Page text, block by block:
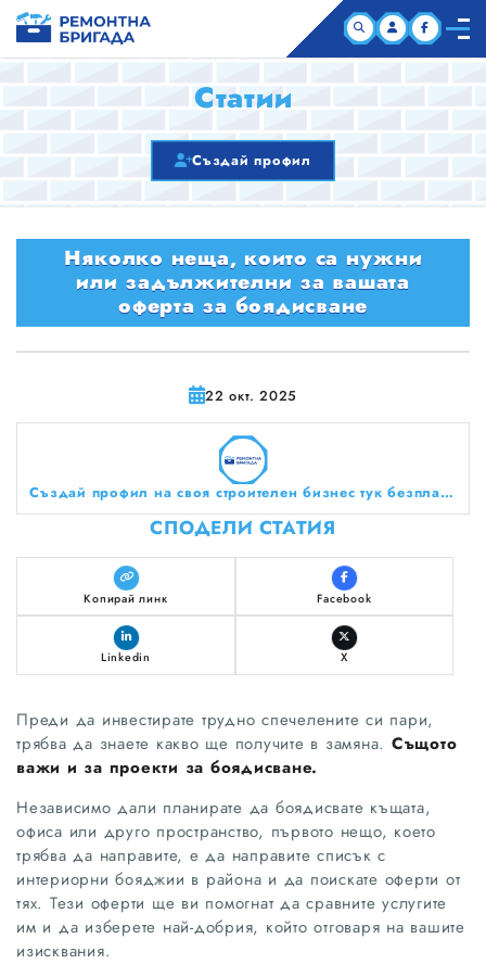
НАЧАЛО
КОМПАНИИ
ЗА НАС
Статии
Създай профил
Няколко неща, които са нужни
или задължителни за вашата
оферта за боядисване
22 окт. 2025
Създай профил на своя строителен бизнес тук безплатно!
СПОДЕЛИ СТАТИЯ
Копирай линк Facebook
Linkedin X
Преди да инвестирате трудно спечелените си пари,
трябва да знаете какво ще получите в замяна. Същото
важи и за проекти за боядисване.
Независимо дали планирате да боядисвате къщата,
офиса или друго пространство, първото нещо, което
трябва да направите, е да направите списък с
интериорни бояджии в района и да поискате оферти от
тях. Тези оферти ще ви помогнат да сравните услугите
им и да изберете най-добрия, който отговаря на вашите
изисквания.